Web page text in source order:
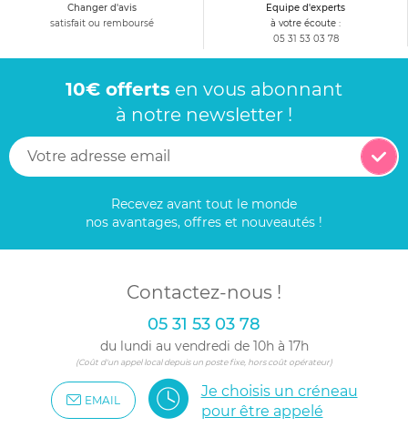
Changer d'avis
satisfait ou remboursé
Equipe d'experts
à votre écoute :
05 31 53 03 78
10€ offerts en vous abonnant
à notre newsletter !
Recevez avant tout le monde
nos avantages, offres et nouveautés !
Contactez-nous !
05 31 53 03 78
du lundi au vendredi de 10h à 17h
(Coût d'un appel local depuis un poste fixe, hors coût opérateur)
EMAIL
Je choisis un créneau
pour être appelé